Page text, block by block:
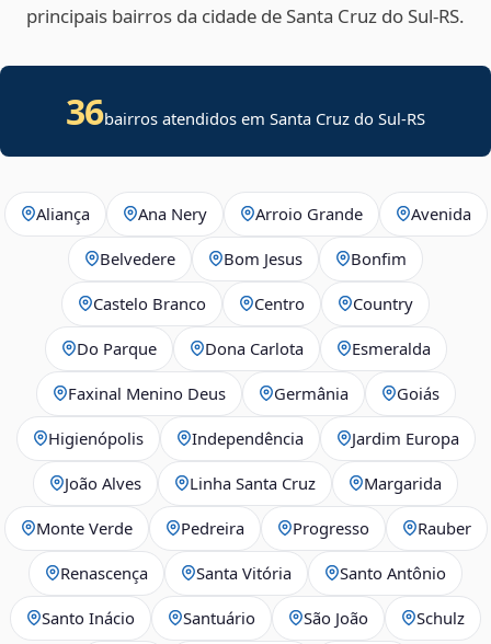
principais bairros da cidade de Santa Cruz do Sul‑RS.
36bairros atendidos em Santa Cruz do Sul-RS
Aliança Ana Nery Arroio Grande Avenida
Belvedere Bom Jesus Bonfim
Castelo Branco Centro Country
Do Parque Dona Carlota Esmeralda
Faxinal Menino Deus Germânia Goiás
Higienópolis Independência Jardim Europa
João Alves Linha Santa Cruz Margarida
Monte Verde Pedreira Progresso Rauber
Renascença Santa Vitória Santo Antônio
Santo Inácio Santuário São João Schulz